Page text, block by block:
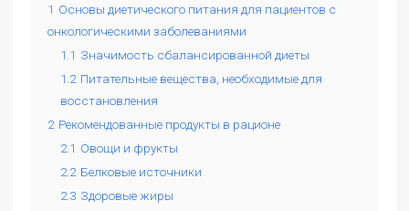
1 Основы диетического питания для пациентов с
онкологическими заболеваниями
1.1 Значимость сбалансированной диеты
1.2 Питательные вещества, необходимые для
восстановления
2 Рекомендованные продукты в рационе
2.1 Овощи и фрукты
2.2 Белковые источники
2.3 Здоровые жиры